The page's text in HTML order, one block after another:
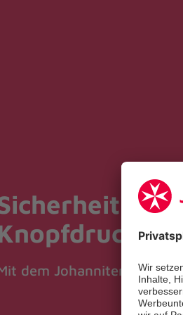
auf
dem Johanniter-